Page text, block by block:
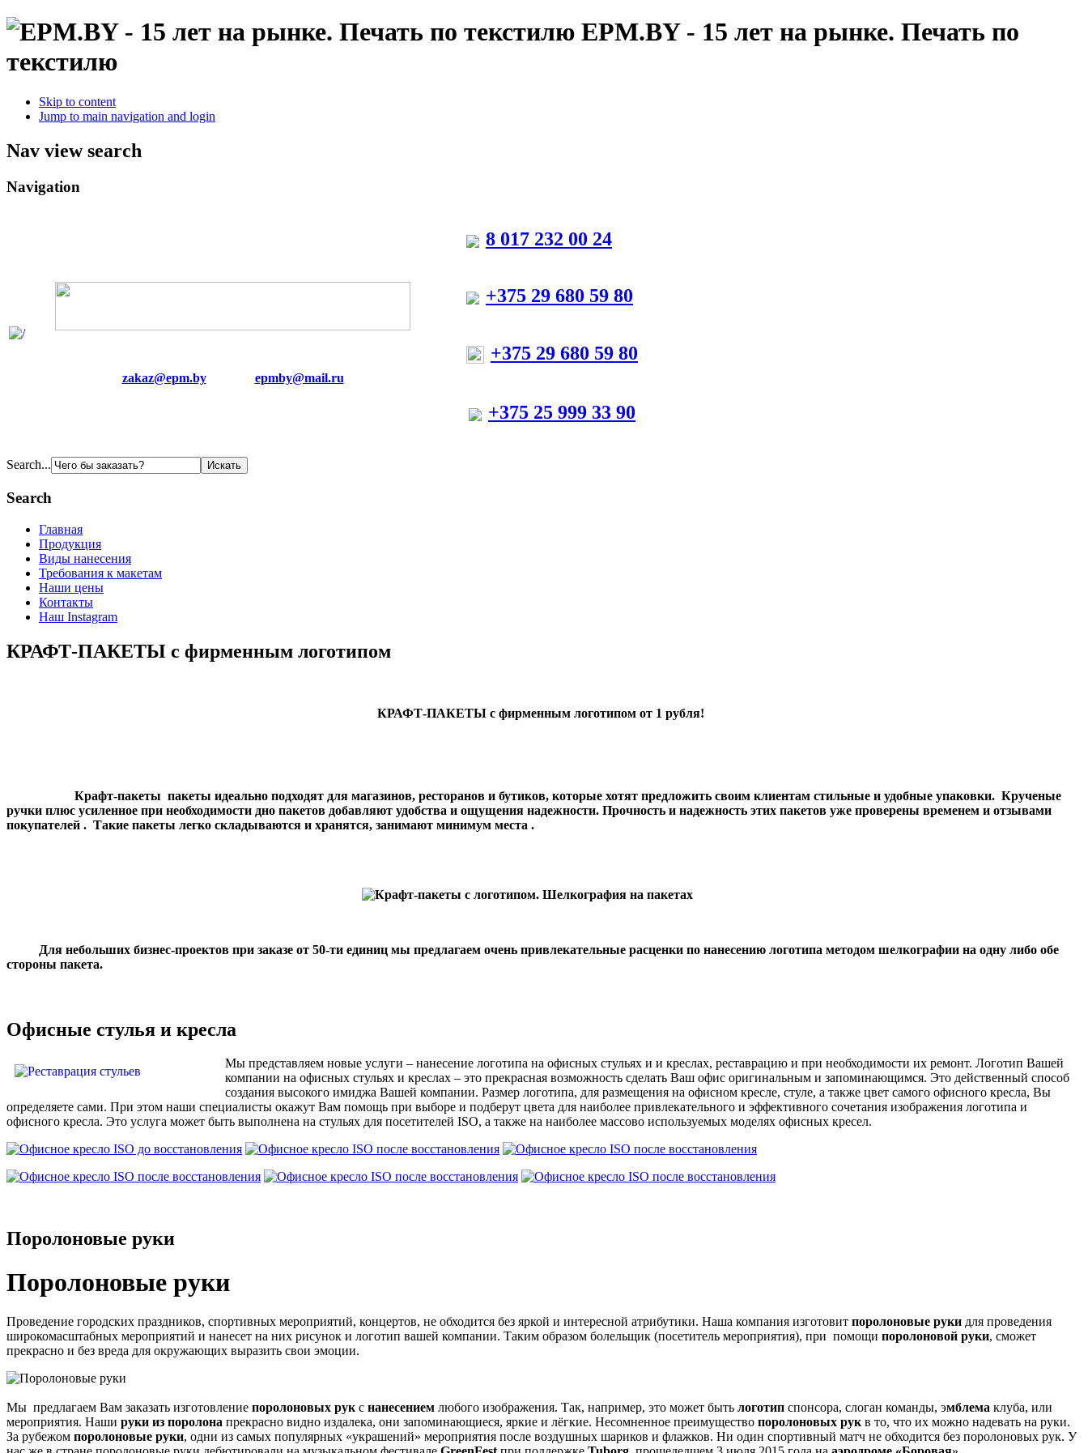
EPM.BY - 15 лет на рынке. Печать по
текстилю
Skip to content
Jump to main navigation and login
Nav view search
Navigation
zakaz@epm.by epmby@mail.ru
8 017 232 00 24
+375 29 680 59 80
+375 29 680 59 80
+375 25 999 33 90
Search...
Search
Главная
Продукция
Виды нанесения
Требования к макетам
Наши цены
Контакты
Наш Instagram
КРАФТ-ПАКЕТЫ с фирменным логотипом
КРАФТ-ПАКЕТЫ с фирменным логотипом от 1 рубля!
Крафт-пакеты пакеты идеально подходят для магазинов, ресторанов и бутиков, которые хотят предложить своим клиентам стильные и удобные упаковки. Крученые
ручки плюс усиленное при необходимости дно пакетов добавляют удобства и ощущения надежности. Прочность и надежность этих пакетов уже проверены временем и отзывами
покупателей . Такие пакеты легко складываются и хранятся, занимают минимум места .
Для небольших бизнес-проектов при заказе от 50-ти единиц мы предлагаем очень привлекательные расценки по нанесению логотипа методом шелкографии на одну либо обе
стороны пакета.
Офисные стулья и кресла
Мы представляем новые услуги – нанесение логотипа на офисных стульях и и креслах, реставрацию и при необходимости их ремонт. Логотип Вашей
компании на офисных стульях и креслах – это прекрасная возможность сделать Ваш офис оригинальным и запоминающимся. Это действенный способ
создания высокого имиджа Вашей компании. Размер логотипа, для размещения на офисном кресле, стуле, а также цвет самого офисного кресла, Вы
определяете сами. При этом наши специалисты окажут Вам помощь при выборе и подберут цвета для наиболее привлекательного и эффективного сочетания изображения логотипа и
офисного кресла. Это услуга может быть выполнена на стульях для посетителей ISO, а также на наиболее массово используемых моделях офисных кресел.
Поролоновые руки
Поролоновые руки
Проведение городских праздников, спортивных мероприятий, концертов, не обходится без яркой и интересной атрибутики. Наша компания изготовит поролоновые руки для проведения
широкомасштабных мероприятий и нанесет на них рисунок и логотип вашей компании. Таким образом болельщик (посетитель мероприятия), при помощи поролоновой руки, сможет
прекрасно и без вреда для окружающих выразить свои эмоции.
Мы предлагаем Вам заказать изготовление поролоновых рук с нанесением любого изображения. Так, например, это может быть логотип спонсора, слоган команды, эмблема клуба, или
мероприятия. Наши руки из поролона прекрасно видно издалека, они запоминающиеся, яркие и лёгкие. Несомненное преимущество поролоновых рук в то, что их можно надевать на руки.
За рубежом поролоновые руки, одни из самых популярных «украшений» мероприятия после воздушных шариков и флажков. Ни один спортивный матч не обходится без поролоновых рук. У